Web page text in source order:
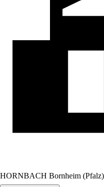
HORNBACH Bornheim (Pfalz)